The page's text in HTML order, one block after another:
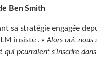
Ben Smith
sa stratégie engagée
insiste : « Alors oui, nous
qui pourraient s’inscrire